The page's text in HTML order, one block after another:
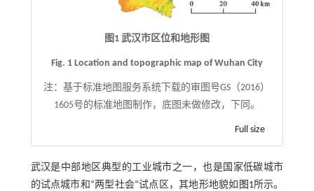
图1 武汉市区位和地形图
Fig. 1 Location and topographic map of Wuhan City
注：基于标准地图服务系统下载的审图号GS（2016）
1605号的标准地图制作，底图未做修改，下同。
Full size
武汉是中部地区典型的工业城市之一，也是国家低碳城市
的试点城市和“两型社会”试点区，其地形地貌如 图1所示。